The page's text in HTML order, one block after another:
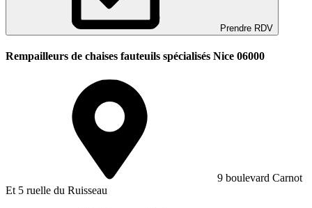
Prendre RDV
Rempailleurs de chaises fauteuils spécialisés Nice 06000
9 boulevard Carnot
Et 5 ruelle du Ruisseau